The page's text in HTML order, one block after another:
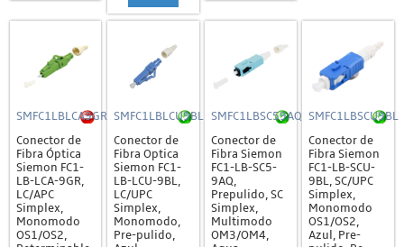
SMFC1LBLCA9GR
Conector de
Fibra Óptica
Siemon FC1-
LB-LCA-9GR,
LC/APC
Simplex,
Monomodo
OS1/OS2,
SMFC1LBLCU9BL
Conector de
Fibra Optica
Siemon FC1-
LB-LCU-9BL,
LC/UPC
Simplex,
Monomodo,
Pre-pulido,
SMFC1LBSC59AQ
Conector de
Fibra Siemon
FC1-LB-SC5-
9AQ,
Prepulido, SC
Simplex,
Multimodo
OM3/OM4,
SMFC1LBSCU9BL
Conector de
Fibra Siemon
FC1-LB-SCU-
9BL, SC/UPC
Simplex,
Monomodo
OS1/OS2,
Azul, Pre-